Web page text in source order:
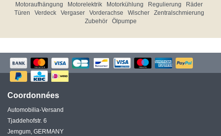
Motoraufhängung
Motorelektrik Motorkühlung Regulierung
Räder
Türen
Verdeck Vergaser Vorderachse Wischer
Zentralschmierung
Zubehör
Ölpumpe
Coordonnées
Automobilia-Versand
Tjaddehofstr. 6
Jemgum, GERMANY